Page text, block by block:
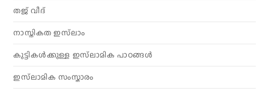
തജ് വീദ്
നാസ്തികത ഇസ്‌ലാം
കുട്ടികൾക്കുള്ള ഇസ്‌ലാമിക പാഠങ്ങൾ
ഇസ്‌ലാമിക സംസ്കാരം